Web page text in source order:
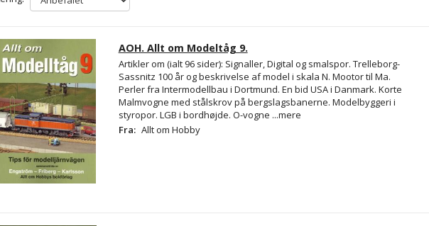
AOH. Allt om Modeltåg 9.
Artikler om (ialt 96 sider): Signaller, Digital og smalspor. Trelleborg-
Sassnitz 100 år og beskrivelse af model i skala N. Mootor til Ma.
Perler fra Intermodellbau i Dortmund. En bid USA i Danmark. Korte
Malmvogne med stålskrov på bergslagsbanerne. Modelbyggeri i
styropor. LGB i bordhøjde. O-vogne ...mere
Fra: Allt om Hobby